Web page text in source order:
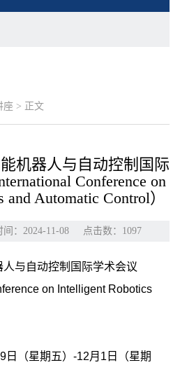
座 > 正文
机器人与自动控制国际
Conference on
Automatic Control）
间：2024-11-08 点击数： 1097
与自动控制国际学术会议
on Intelligent Robotics
日（星期五）-12月1日（星期